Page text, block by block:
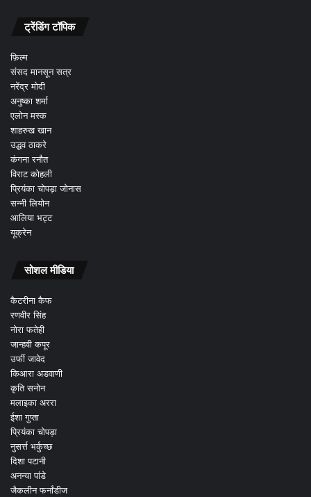
ट्रेंडिंग टॉपिक
फ़िल्म
संसद मानसून सत्र
नरेंद्र मोदी
अनुष्का शर्मा
एलोन मस्क
शाहरुख खान
उद्धव ठाकरे
कंगना रनौत
विराट कोहली
प्रियंका चोपड़ा जोनास
सन्नी लियोन
आलिया भट्ट
यूक्रेन
सोशल मीडिया
कैटरीना कैफ
रणवीर सिंह
नोरा फतेही
जान्हवी कपूर
उर्फी जावेद
किआरा अडवाणी
कृति सनोन
मलाइका अररा
ईशा गुप्ता
प्रियंका चोपड़ा
नुसर्त्त भर्कुच्छ
दिशा पटानी
अनन्या पांडे
जैकलीन फर्नांडीज